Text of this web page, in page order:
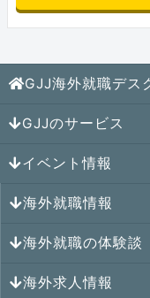
GJJ海外就職デス
GJJのサービス
海外就職カウンセリ
はじめての海外就職
キャリアパスポートAI
GJJキャリア伴走プ
イベント情報
参加受付中のイベント
過去のイベント一覧
海外就職情報
アメリカの就職情報
カナダの就職情報
海外就職の体験談
海外就職その後の体
海外求人情報